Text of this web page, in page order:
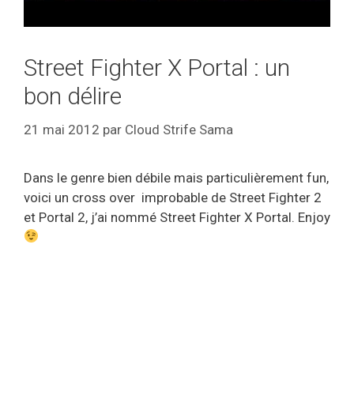
Street Fighter X Portal : un
bon délire
21 mai 2012 par Cloud Strife Sama
Dans le genre bien débile mais particulièrement fun,
voici un cross over improbable de Street Fighter 2
et Portal 2, j’ai nommé Street Fighter X Portal. Enjoy